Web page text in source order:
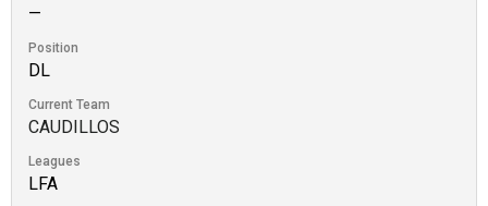
—
Position
DL
Current Team
CAUDILLOS
Leagues
LFA